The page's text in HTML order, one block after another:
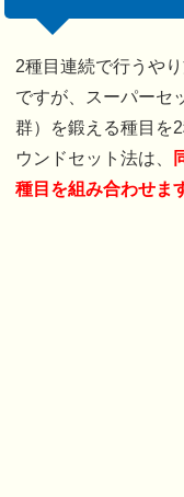
2種目連続で行うや
ですが、スーパーセ
群）を鍛える種目を
ウンドセット法は、
種目を組み合わせま